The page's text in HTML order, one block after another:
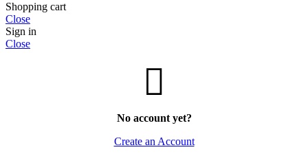
Shopping cart
Close
Sign in
Close
No account yet?
Create an Account